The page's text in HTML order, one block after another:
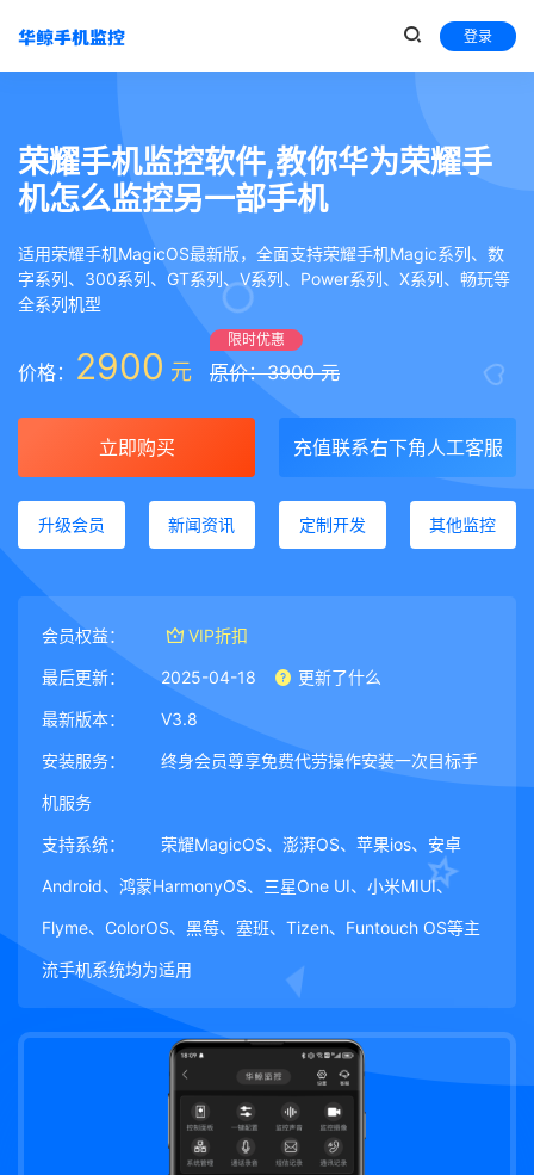
登录
荣耀手机监控软件,教你华为荣耀手
机怎么监控另一部手机
适用荣耀手机MagicOS最新版，全面支持荣耀手机Magic系列、数
字系列、300系列、GT系列、V系列、Power系列、X系列、畅玩等
全系列机型
价格： 2900 元
限时优惠
原价：3900 元
立即购买 充值联系右下角人工客服
升级会员 新闻资讯 定制开发 其他监控
会员权益： VIP折扣
最后更新： 2025-04-18 更新了什么
最新版本： V3.8
安装服务： 终身会员尊享免费代劳操作安装一次目标手
机服务
支持系统： 荣耀MagicOS、澎湃OS、苹果ios、安卓
Android、鸿蒙HarmonyOS、三星One UI、小米MIUI、
Flyme、ColorOS、黑莓、塞班、Tizen、Funtouch OS等主
流手机系统均为适用